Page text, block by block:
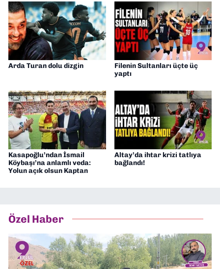
Arda Turan dolu dizgin
Filenin Sultanları üçte üç
yaptı
Kasapoğlu’ndan İsmail
Köybaşı’na anlamlı veda:
Yolun açık olsun Kaptan
Altay’da ihtar krizi tatlıya
bağlandı!
Özel Haber